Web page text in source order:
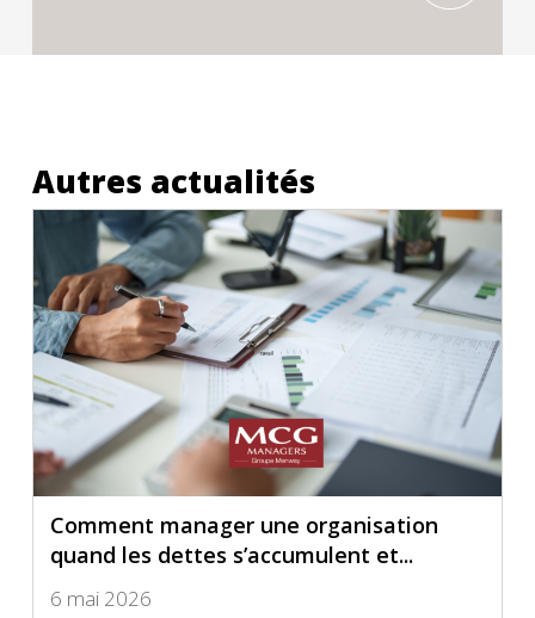
Autres actualités
Comment manager une organisation
quand les dettes s’accumulent et...
6 mai 2026